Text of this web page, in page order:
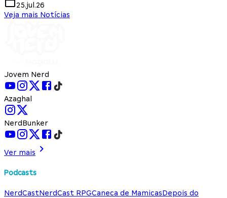
25.jul.26
Veja mais Notícias
Jovem Nerd
Azaghal
NerdBunker
Ver mais
Podcasts
NerdCastNerdCast RPGCaneca de MamicasDepois do